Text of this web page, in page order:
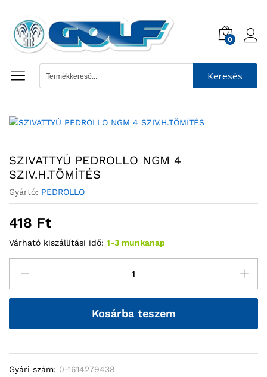
0
Keresés
SZIVATTYÚ PEDROLLO NGM 4
SZIV.H.TÖMÍTÉS
Gyártó: PEDROLLO
418 Ft
Várható kiszállítási idő: 1-3 munkanap
Kosárba teszem
Gyári szám: 0-1614279438